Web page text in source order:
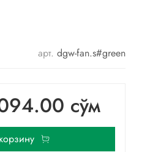
арт. dgw-fan.s#green
сўм